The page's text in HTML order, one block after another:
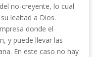
no-creyente, lo cual
lealtad a Dios.
donde el
y puede llevar las
En este caso no hay